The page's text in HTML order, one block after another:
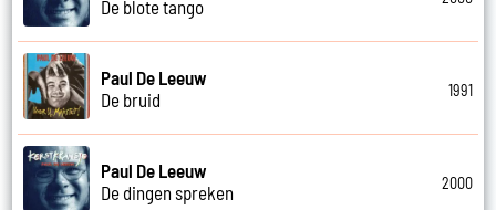
De blote tango
Paul De Leeuw
De bruid
1991
Paul De Leeuw
De dingen spreken
2000